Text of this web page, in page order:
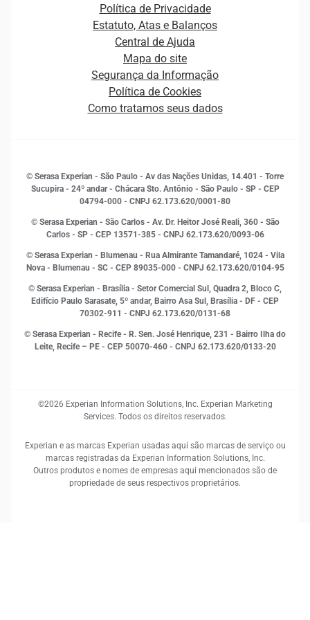
Plataformas e Motores de decisão
Curso Gratuito de Saúde Financeira
Empreendedorismo
Estudos e Pesquisas
Inovação e Tecnologia
Leis e impostos
Marketing
Open Finance
Proteção de Dados
Sustentabilidade Corporativa
Distribuidores e representantes
Estrutura Organizacional
Sala de Imprensa
Política de Privacidade
Estatuto, Atas e Balanços
Central de Ajuda
Mapa do site
Segurança da Informação
Política de Cookies
Como tratamos seus dados
© Serasa Experian - São Paulo - Av das Nações Unidas, 14.401 - Torre
Sucupira - 24º andar - Chácara Sto. Antônio - São Paulo - SP - CEP
04794-000 - CNPJ 62.173.620/0001-80
© Serasa Experian - São Carlos - Av. Dr. Heitor José Reali, 360 - São
Carlos - SP - CEP 13571-385 - CNPJ 62.173.620/0093-06
© Serasa Experian - Blumenau - Rua Almirante Tamandaré, 1024 - Vila
Nova - Blumenau - SC - CEP 89035-000 - CNPJ 62.173.620/0104-95
© Serasa Experian - Brasília - Setor Comercial Sul, Quadra 2, Bloco C,
Edifício Paulo Sarasate, 5º andar, Bairro Asa Sul, Brasília - DF - CEP
70302-911 - CNPJ 62.173.620/0131-68
© Serasa Experian - Recife - R. Sen. José Henrique, 231 - Bairro Ilha do
Leite, Recife – PE - CEP 50070-460 - CNPJ 62.173.620/0133-20
©2026 Experian Information Solutions, Inc. Experian Marketing
Services. Todos os direitos reservados.
Experian e as marcas Experian usadas aqui são marcas de serviço ou
marcas registradas da Experian Information Solutions, Inc.
Outros produtos e nomes de empresas aqui mencionados são de
propriedade de seus respectivos proprietários.